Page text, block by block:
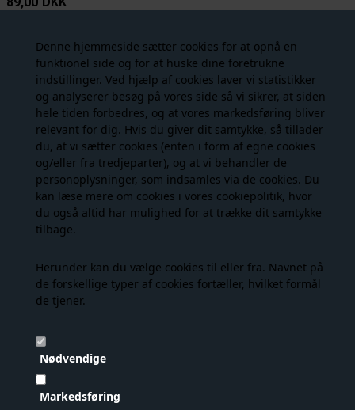
Denne hjemmeside sætter cookies for at opnå en
funktionel side og for at huske dine foretrukne
indstillinger. Ved hjælp af cookies laver vi statistikker
og analyserer besøg på vores side så vi sikrer, at siden
hele tiden forbedres, og at vores markedsføring bliver
relevant for dig. Hvis du giver dit samtykke, så tillader
du, at vi sætter cookies (enten i form af egne cookies
og/eller fra tredjeparter), og at vi behandler de
personoplysninger, som indsamles via de cookies. Du
kan læse mere om cookies i vores cookiepolitik, hvor
du også altid har mulighed for at trække dit samtykke
tilbage.
Herunder kan du vælge cookies til eller fra. Navnet på
de forskellige typer af cookies fortæller, hvilket formål
de tjener.
Nødvendige
Markedsføring
Fri fragt ved køb over 599,- til GLS Pakkeshop.
Levering 1-2 hverdage, ved bestilling inden 13.30 (hverdage)
sendes din ordre samme dag.
Vandbaseret imprægnering til ruskind og nubuck fra
Copenhagen Shoes. Suede Care beskytter mod smuds og snavs
samtidig med den er ideel til at give en dybdegående
anbefaler altid at man imprægnere sine sko inden brug for
længere holdbarhed.